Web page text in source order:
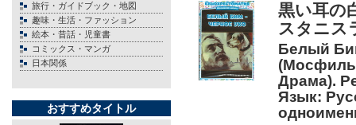
旅行・ガイドブック・地図
趣味・生活・ファッション
絵本・昔話・児童書
コミックス・マンガ
日本関係
おすすめタイトル
黒い耳
スタニス
Белый
Драма).
Язык: